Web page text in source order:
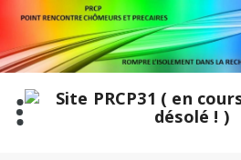
contenu